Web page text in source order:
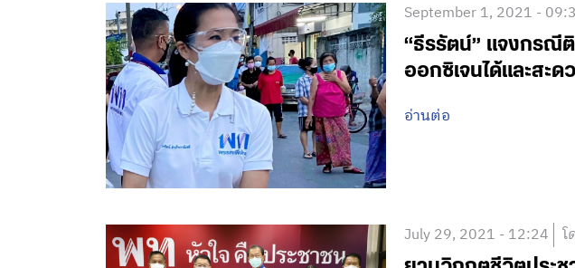
September 1, 2021 -
“ธีรรัตน์” แจงกรณี
ออกซิเจนได้และสะด
อ่านต่อ
July 29, 2021 - 12:24 โ